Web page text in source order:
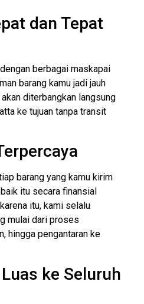
dan Tepat
berbagai maskapai
barang kamu jadi jauh
diterbangkan langsung
ke tujuan tanpa transit
barang yang kamu kirim
itu secara finansial
itu, kami selalu
mulai dari proses
hingga pengantaran ke
ke Seluruh